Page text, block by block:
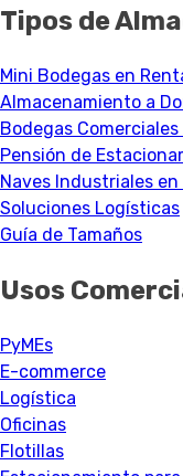
Tipos de
Mini Bodegas en
Almacenamiento a
Bodegas
Pensión de
Naves Industriales en
Soluciones Logísticas
Guía de Tamaños
Usos
PyMEs
E-commerce
Logística
Oficinas
Flotillas